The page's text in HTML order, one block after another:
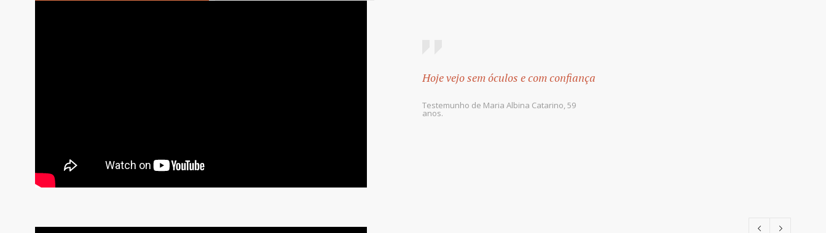
Hoje vejo sem óculos e com confiança
Testemunho de Maria Albina Catarino, 59
anos.